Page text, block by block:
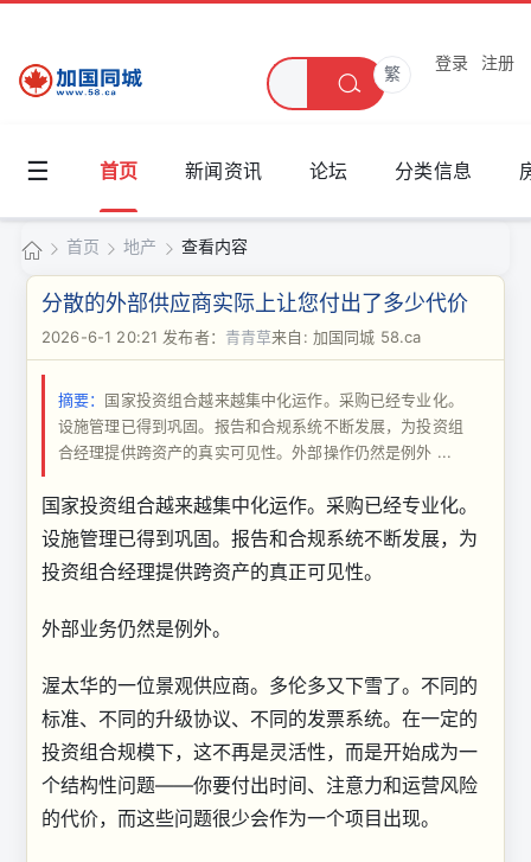
繁
登录 注册
☰ 首页 新闻资讯 论坛 分类信息
加
同
›
首页
›
地产
›
查看内容
分散的外部供应商实际上让您付出了多少代价
2026-6-1 20:21 发布者： 青青草来自: 加国同城 58.ca
摘要： 国家投资组合越来越集中化运作。采购已经专业化。
设施管理已得到巩固。报告和合规系统不断发展，为投资组
合经理提供跨资产的真实可见性。外部操作仍然是例外 ...
国家投资组合越来越集中化运作。采购已经专业化。
设施管理已得到巩固。报告和合规系统不断发展，为
投资组合经理提供跨资产的真正可见性。
外部业务仍然是例外。
渥太华的一位景观供应商。多伦多又下雪了。不同的
标准、不同的升级协议、不同的发票系统。在一定的
投资组合规模下，这不再是灵活性，而是开始成为一
个结构性问题——你要付出时间、注意力和运营风险
的代价，而这些问题很少会作为一个项目出现。